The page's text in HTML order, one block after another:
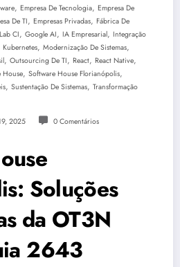
, Empresa De Tecnologia, Empresa De
De TI, Empresas Privadas, Fábrica De
CI, Google AI, IA Empresarial, Integração
Kubernetes, Modernização De Sistemas,
, Outsourcing De TI, React, React Native,
House, Software House Florianópolis,
, Sustentação De Sistemas, Transformação
2025 0 Comentários
Soluções
da OT3N
2643